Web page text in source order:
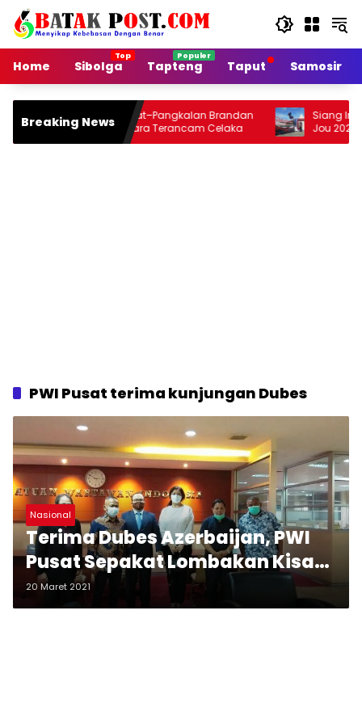
Langsung
konten
Home
Sibolga Tapteng Taput Samosir
Breaking News
Arteri Stabat–Pangkalan Brandan
Pengendara Terancam Celaka
Siang Ini Opening
Jou 2026 di Onan
Malamnya Dihibur
PWI Pusat terima kunjungan Dubes
Nasional
Terima Dubes Azerbaijan, PWI
Pusat Sepakat Lombakan Kisah
Laila Majnun
20 Maret 2021